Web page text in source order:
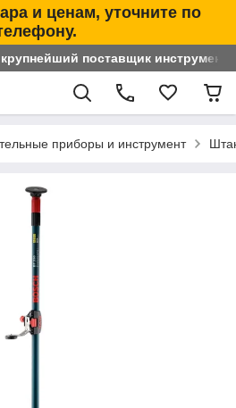
и ценам, уточните по
поставщик
приборы и инструмент